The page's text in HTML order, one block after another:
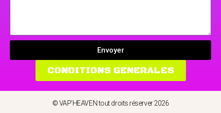
Envoyer
CONDITIONS GENERALES
© VAP'HEAVEN tout droits réserver 2026